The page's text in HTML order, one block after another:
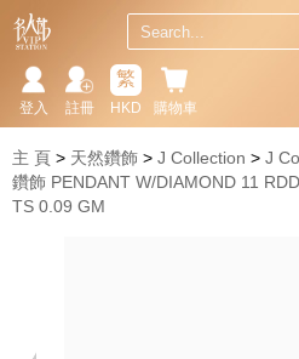
購物車
繁
HKD
註冊
登入
主 頁 天然鑽飾 J Collection
J
鑽飾 PENDANT W/DIAMOND 11
TS 0.09 GM